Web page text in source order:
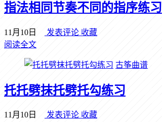
指法相同节奏不同的指序练习
11月10日 发表评论 收藏
阅读全文
古筝曲谱
托托劈抹托劈托勾练习
11月10日 发表评论 收藏